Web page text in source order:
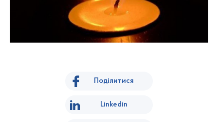
Поділитися
Linkedin